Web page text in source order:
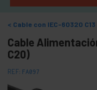
Cable con IEC-60320 C13
Cable
C20)
REF: FA097